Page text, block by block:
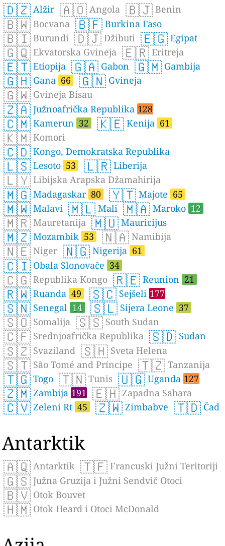
🇩🇿 Alžir 🇦🇴 Angola 🇧🇯 Benin
🇧🇼 Bocvana 🇧🇫 Burkina Faso
🇧🇮 Burundi 🇩🇯 Džibuti 🇪🇬 Egipat
🇬🇶 Ekvatorska Gvineja 🇪🇷 Eritreja
🇪🇹 Etiopija 🇬🇦 Gabon 🇬🇲 Gambija
🇬🇭 Gana 66 🇬🇳 Gvineja
🇬🇼 Gvineja Bisau
🇿🇦 Južnoafrička Republika 128
🇨🇲 Kamerun 32 🇰🇪 Kenija 61
🇰🇲 Komori
🇨🇩 Kongo, Demokratska Republika
🇱🇸 Lesoto 53 🇱🇷 Liberija
🇱🇾 Libijska Arapska Džamahirija
🇲🇬 Madagaskar 80 🇾🇹 Majote 65
🇲🇼 Malavi 🇲🇱 Mali 🇲🇦 Maroko 12
🇲🇷 Mauretanija 🇲🇺 Mauricijus
🇲🇿 Mozambik 53 🇳🇦 Namibija
🇳🇪 Niger 🇳🇬 Nigerija 61
🇨🇮 Obala Slonovače 34
🇨🇬 Republika Kongo 🇷🇪 Reunion 21
🇷🇼 Ruanda 49 🇸🇨 Sejšeli 177
🇸🇳 Senegal 14 🇸🇱 Sijera Leone 37
🇸🇴 Somalija 🇸🇸 South Sudan
🇨🇫 Srednjoafrička Republika 🇸🇩 Sudan
🇸🇿 Svaziland 🇸🇭 Sveta Helena
🇸🇹 São Tomé and Príncipe 🇹🇿 Tanzanija
🇹🇬 Togo 🇹🇳 Tunis 🇺🇬 Uganda 127
🇿🇲 Zambija 191 🇪🇭 Zapadna Sahara
🇨🇻 Zeleni Rt 45 🇿🇼 Zimbabve 🇹🇩 Čad
Antarktik
🇦🇶 Antarktik 🇹🇫 Francuski Južni Teritoriji
🇬🇸 Južna Gruzija i Južni Sendvič Otoci
🇧🇻 Otok Bouvet
🇭🇲 Otok Heard i Otoci McDonald